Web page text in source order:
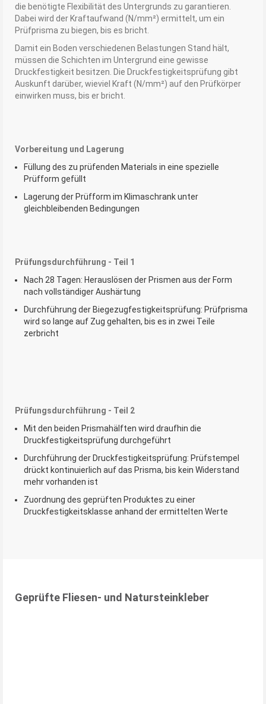
die benötigte Flexibilität des Untergrunds zu garantieren.
Dabei wird der Kraftaufwand (N/mm²) ermittelt, um ein
Prüfprisma zu biegen, bis es bricht.
Damit ein Boden verschiedenen Belastungen Stand hält,
müssen die Schichten im Untergrund eine gewisse
Druckfestigkeit besitzen. Die Druckfestigkeitsprüfung gibt
Auskunft darüber, wieviel Kraft (N/mm²) auf den Prüfkörper
einwirken muss, bis er bricht.
Vorbereitung und Lagerung
Füllung des zu prüfenden Materials in eine spezielle
Prüfform gefüllt
Lagerung der Prüfform im Klimaschrank unter
gleichbleibenden Bedingungen
Prüfungsdurchführung - Teil 1
Nach 28 Tagen: Herauslösen der Prismen aus der Form
nach vollständiger Aushärtung
Durchführung der Biegezugfestigkeitsprüfung: Prüfprisma
wird so lange auf Zug gehalten, bis es in zwei Teile
zerbricht
Prüfungsdurchführung - Teil 2
Mit den beiden Prismahälften wird draufhin die
Druckfestigkeitsprüfung durchgeführt
Durchführung der Druckfestigkeitsprüfung: Prüfstempel
drückt kontinuierlich auf das Prisma, bis kein Widerstand
mehr vorhanden ist
Zuordnung des geprüften Produktes zu einer
Druckfestigkeitsklasse anhand der ermittelten Werte
Geprüfte Fliesen- und Natursteinkleber